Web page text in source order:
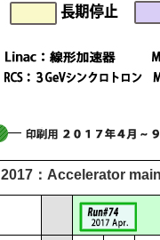
2017：Accelerator